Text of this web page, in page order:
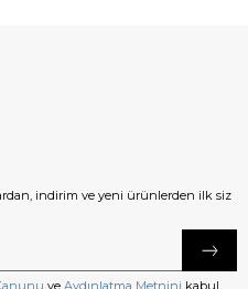
indirim ve yeni ürünlerden ilk siz
ve Aydınlatma Metnini kabul